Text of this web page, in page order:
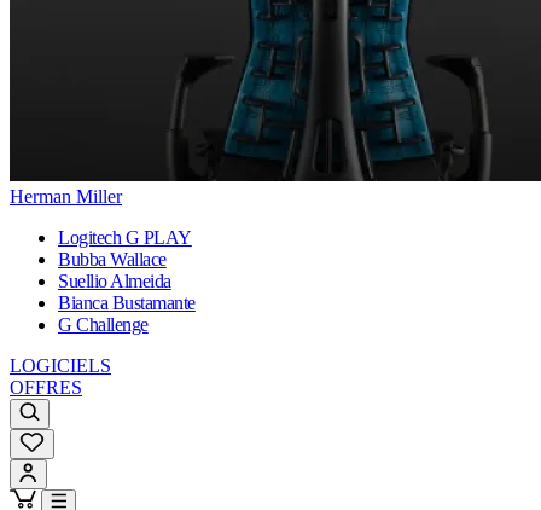
Herman Miller
Logitech G PLAY
Bubba Wallace
Suellio Almeida
Bianca Bustamante
G Challenge
LOGICIELS
OFFRES